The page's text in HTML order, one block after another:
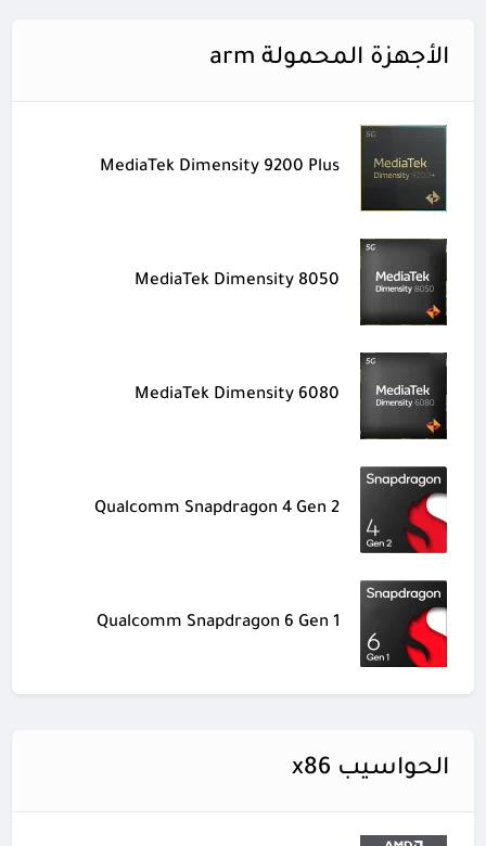
الأجهزة المحمولة arm
MediaTek Dimensity 9200 Plus
MediaTek Dimensity 8050
MediaTek Dimensity 6080
Qualcomm Snapdragon 4 Gen 2
Qualcomm Snapdragon 6 Gen 1
الحواسيب x86